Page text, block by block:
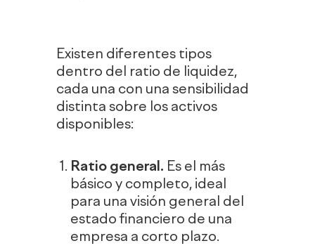
Existen diferentes tipos
dentro del ratio de liquidez,
cada una con una sensibilidad
distinta sobre los activos
disponibles:
Ratio general. Es el más
básico y completo, ideal
para una visión general del
estado financiero de una
empresa a corto plazo.